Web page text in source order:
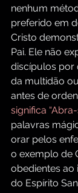
nenhum
preferido em
Cristo
Pai. Ele não
discípulos por
da multidão
antes de
significa “Abra-
palavras
orar pelos
o exemplo de
obedientes ao
do Espírito